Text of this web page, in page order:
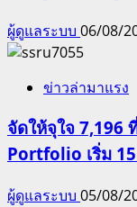
ผู้ดูแลระบบ 06/08/
ข่าวล่ามาแรง
จัดให้จุใจ 7,196
Portfolio เริ่ม
ผู้ดูแลระบบ 05/08/